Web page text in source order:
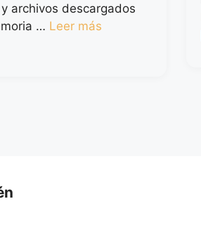
archivos descargados
… Leer más